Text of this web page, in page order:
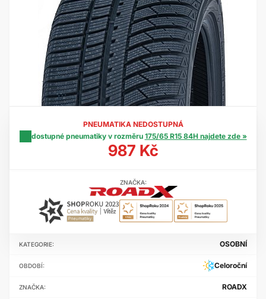
KATEGORIE: OSOBNÍ
OBDOBÍ: Celoroční
ZNAČKA: ROADX
PNEUMATIKA NEDOSTUPNÁ
dostupné pneumatiky v rozměru 175/65 R15 84H najdete zde »
987 Kč
ZNAČKA: